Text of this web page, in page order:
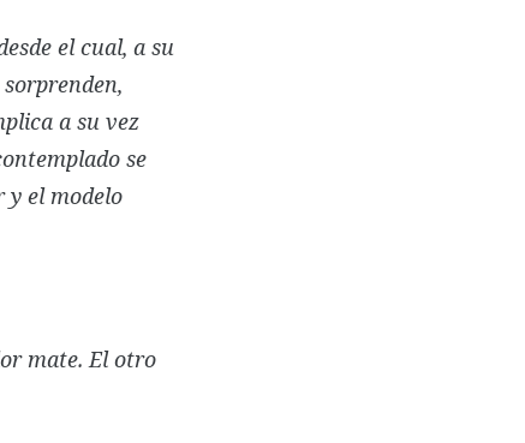
el cual, a su
a su vez
se
y el modelo
mate. El otro